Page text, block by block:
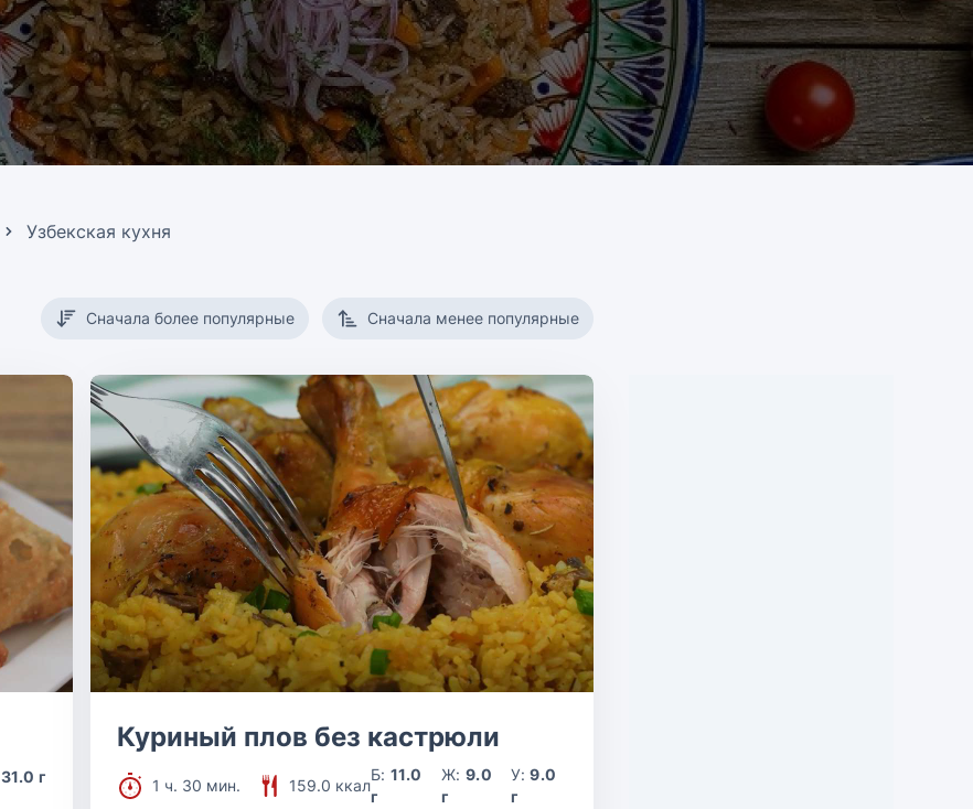
Узбекская кухня
Сначала более популярные Сначала менее популярные
31.0 г
Куриный плов без кастрюли
1 ч. 30 мин. 159.0 ккал
Б:11.0
г
Ж: 9.0
г
У:9.0
г